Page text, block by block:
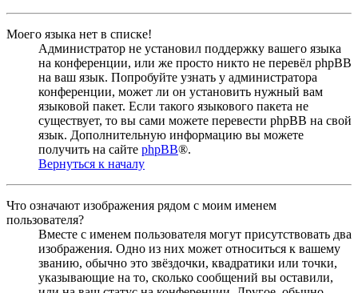
Моего языка нет в списке!
Администратор не установил поддержку вашего языка
на конференции, или же просто никто не перевёл phpBB
на ваш язык. Попробуйте узнать у администратора
конференции, может ли он установить нужный вам
языковой пакет. Если такого языкового пакета не
существует, то вы сами можете перевести phpBB на свой
язык. Дополнительную информацию вы можете
получить на сайте phpBB®.
Вернуться к началу
Что означают изображения рядом с моим именем
пользователя?
Вместе с именем пользователя могут присутствовать два
изображения. Одно из них может относиться к вашему
званию, обычно это звёздочки, квадратики или точки,
указывающие на то, сколько сообщений вы оставили,